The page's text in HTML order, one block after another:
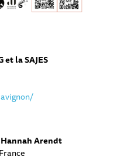
la SAJES
Arendt